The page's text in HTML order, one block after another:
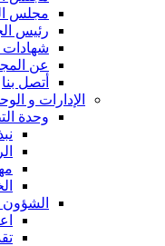
مجلس
رئيس
شهادات
عن
أتصل بنا
الإدارات و
وحدة
الشؤون